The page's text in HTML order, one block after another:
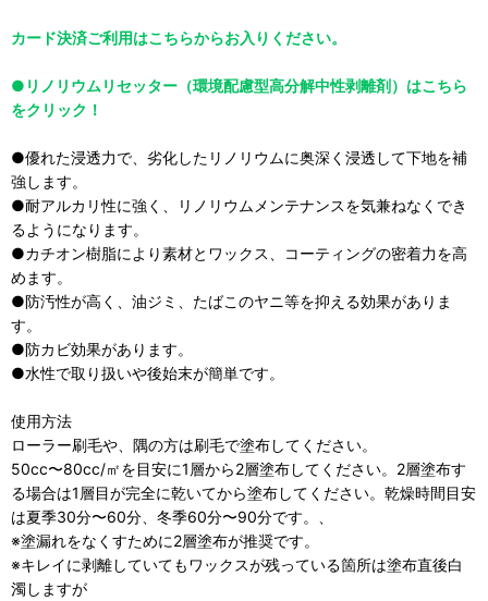
カード決済ご利用はこちらからお入りください。
●リノリウムリセッター（環境配慮型高分解中性剥離剤）はこちら
をクリック！
●優れた浸透力で、劣化したリノリウムに奥深く浸透して下地を補
強します。
●耐アルカリ性に強く、リノリウムメンテナンスを気兼ねなくでき
るようになります。
●カチオン樹脂により素材とワックス、コーティングの密着力を高
めます。
●防汚性が高く、油ジミ、たばこのヤニ等を抑える効果がありま
す。
●防カビ効果があります。
●水性で取り扱いや後始末が簡単です。
使用方法
ローラー刷毛や、隅の方は刷毛で塗布してください。
50cc〜80cc/㎡を目安に1層から2層塗布してください。2層塗布す
る場合は1層目が完全に乾いてから塗布してください。乾燥時間目安
は夏季30分〜60分、冬季60分〜90分です。、
※塗漏れをなくすために2層塗布が推奨です。
※キレイに剥離していてもワックスが残っている箇所は塗布直後白
濁しますが